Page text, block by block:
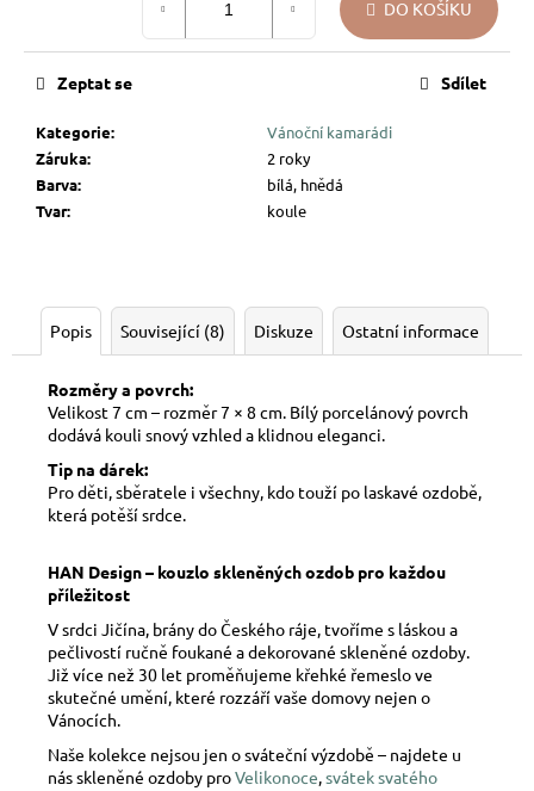
DO KOŠÍKU
Kategorie:
Vánoční kamarádi
Záruka:
2 roky
Barva:
bílá, hnědá
Tvar: koule
Zeptat se Sdílet
Popis Související (8) Diskuze Ostatní informace
Rozměry a povrch:
Velikost 7 cm – rozměr 7 × 8 cm. Bílý porcelánový povrch
dodává kouli snový vzhled a klidnou eleganci.
Tip na dárek:
Pro děti, sběratele i všechny, kdo touží po laskavé ozdobě,
která potěší srdce.
HAN Design – kouzlo skleněných ozdob pro každou
příležitost
V srdci Jičína, brány do Českého ráje, tvoříme s láskou a
pečlivostí ručně foukané a dekorované skleněné ozdoby.
Již více než 30 let proměňujeme křehké řemeslo ve
skutečné umění, které rozzáří vaše domovy nejen o
Vánocích.
Naše kolekce nejsou jen o sváteční výzdobě – najdete u
nás skleněné ozdoby proVelikonoce,svátek svatého
Kč